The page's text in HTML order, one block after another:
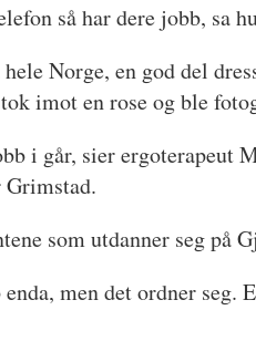
så har dere jobb, sa
Norge, en god del
imot en rose og ble
i går, sier ergoterapeut
som utdanner seg
men det ordner